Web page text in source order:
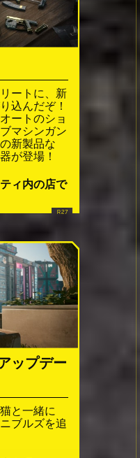
ートに、新
込んだぞ！
ートのショ
マシンガン
新製品な
が登場！
ィ内の店で
ップデー
と一緒に
ブルズを追